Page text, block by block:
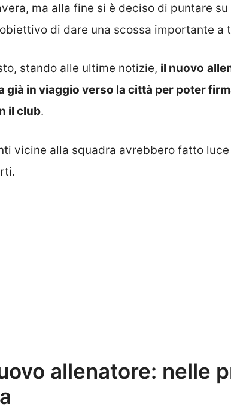
ma alla fine si è deciso di puntare su
di dare una scossa importante a
stando alle ultime notizie, il nuovo
già in viaggio verso la città per poter
il club.
vicine alla squadra avrebbero fatto luce
allenatore: nelle